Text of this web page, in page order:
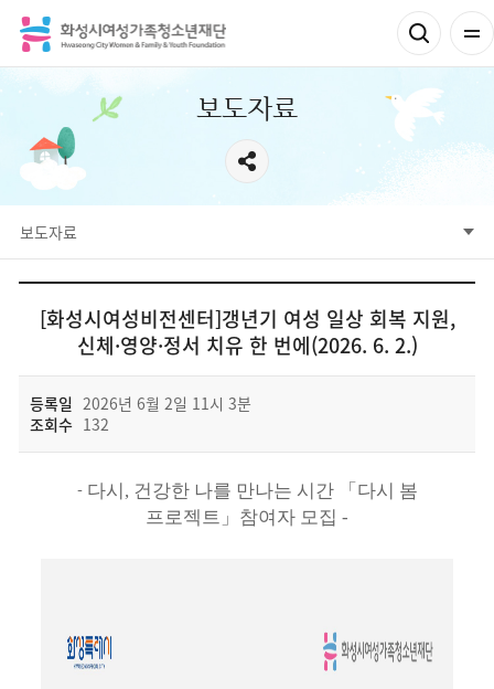
보도자료
보도자료
웹진
보도자료
사진자료
영상자료
[화성시여성비전센터]갱년기 여성 일상 회복 지원,
신체·영양·정서 치유 한 번에(2026. 6. 2.)
등록일 2026년 6월 2일 11시 3분
조회수 132
- 다시 , 건강한 나를 만나는 시간 「 다시 봄
프로젝트 」 참여자 모집 -